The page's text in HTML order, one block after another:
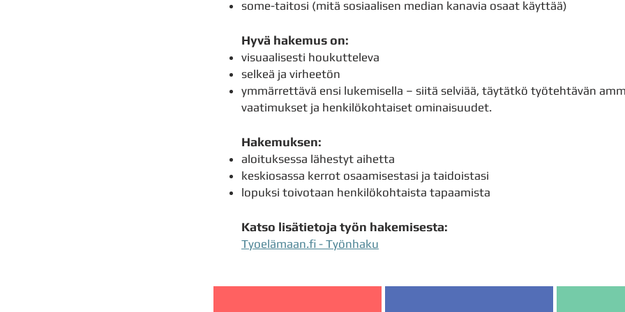
some-taitosi (mitä sosiaalisen median kanavia osaat käyttää)
Hyvä hakemus on:
visuaalisesti houkutteleva
selkeä ja virheetön
ymmärrettävä ensi lukemisella – siitä selviää, täytätkö työtehtävän
vaatimukset ja henkilökohtaiset ominaisuudet.
Hakemuksen:
aloituksessa lähestyt aihetta
keskiosassa kerrot osaamisestasi ja taidoistasi
lopuksi toivotaan henkilökohtaista tapaamista
Katso lisätietoja työn hakemisesta:
Tyoelämaan.fi - Työnhaku